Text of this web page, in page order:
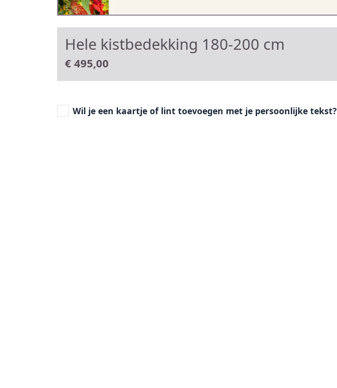
Hele kistbedekking 180-200 cm
€ 495,00
Wil je een kaartje of lint toevoegen met je persoonlijke tekst?